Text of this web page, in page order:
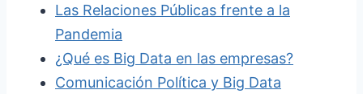
Las Relaciones Públicas frente a la
Pandemia
¿Qué es Big Data en las empresas?
Comunicación Política y Big Data